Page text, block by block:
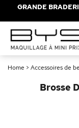
GRANDE
Home > Accessoires de
Brosse
Mascara